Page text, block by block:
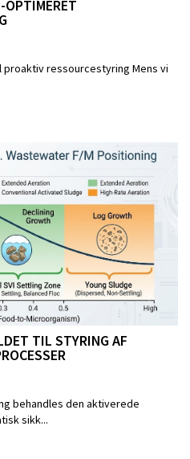
OPTIMERET
ressourcestyring Mens vi
TIL STYRING AF
behandles den aktiverede
sikk...